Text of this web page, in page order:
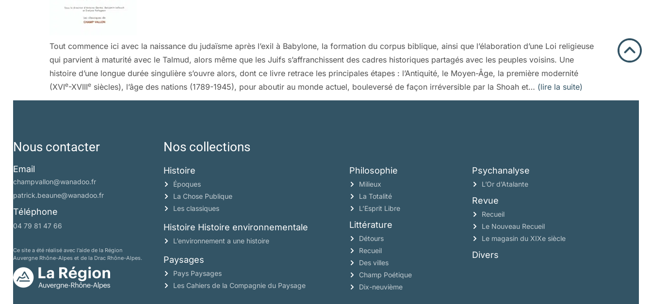
Tout commence ici avec la naissance du judaïsme après l’exil à Babylone, la formation du corpus biblique, ainsi que l’élaboration d’une Loi religieuse
qui parvient à maturité avec le Talmud, alors même que les Juifs s’affranchissent des cadres historiques partagés avec les peuples voisins. Une
histoire d’une longue durée singulière s’ouvre alors, dont ce livre retrace les principales étapes : l’Antiquité, le Moyen-Âge, la première modernité
(XVIe-XVIIIe siècles), l’âge des nations (1789-1945), pour aboutir au monde actuel, bouleversé de façon irréversible par la Shoah et… (lire la suite)
Nous contacter
Email
champvallon@wanadoo.fr
patrick.beaune@wanadoo.fr
Téléphone
04 79 81 47 66
Ce site a été réalisé avec l’aide de la Région
Auvergne Rhône-Alpes et de la Drac Rhône-Alpes.
Nos collections
Histoire
Époques
La Chose Publique
Les classiques
Histoire Histoire environnementale
L’environnement a une histoire
Paysages
Pays Paysages
Les Cahiers de la Compagnie du Paysage
Philosophie
Milieux
La Totalité
L’Esprit Libre
Littérature
Détours
Recueil
Des villes
Champ Poétique
Dix-neuvième
Psychanalyse
L’Or d’Atalante
Revue
Recueil
Le Nouveau Recueil
Le magasin du XIXe siècle
Divers